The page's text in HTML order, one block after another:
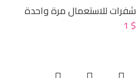
شفرات للاستعمال مرة واحدة
1 $